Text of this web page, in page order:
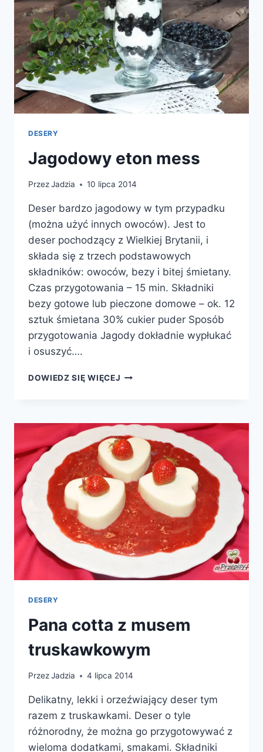
DESERY
Jagodowy eton mess
PrzezJadzia 10 lipca 2014
Deser bardzo jagodowy w tym przypadku
(można użyć innych owoców). Jest to
deser pochodzący z Wielkiej Brytanii, i
składa się z trzech podstawowych
składników: owoców, bezy i bitej śmietany.
Czas przygotowania – 15 min. Składniki
bezy gotowe lub pieczone domowe – ok. 12
sztuk śmietana 30% cukier puder Sposób
przygotowania Jagody dokładnie wypłukać
i osuszyć….
DOWIEDZ SIĘ WIĘCEJ JAGODOWY
DESERY
Pana cotta z musem
truskawkowym
PrzezJadzia 4 lipca 2014
Delikatny, lekki i orzeźwiający deser tym
razem z truskawkami. Deser o tyle
różnorodny, że można go przygotowywać z
wieloma dodatkami, smakami. Składniki